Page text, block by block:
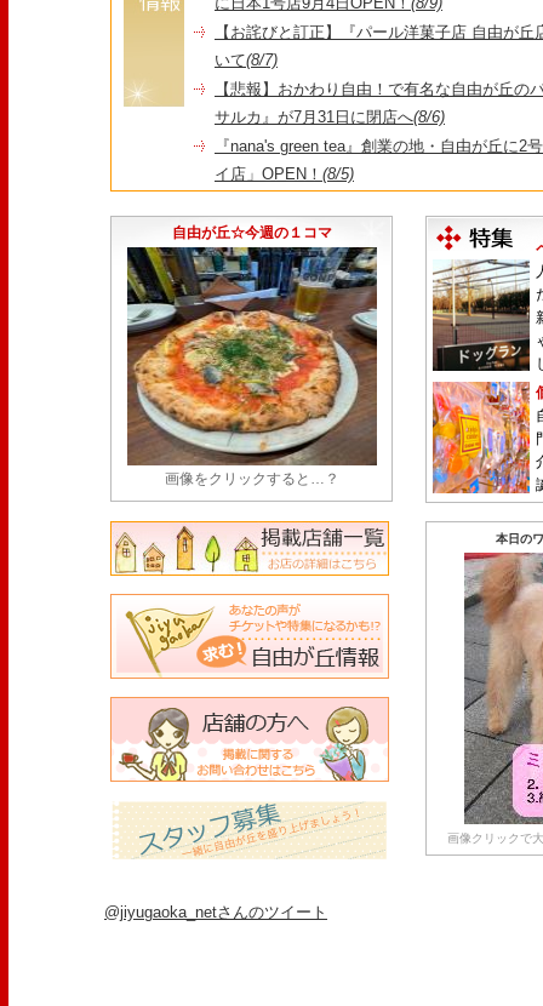
【お詫びと訂正】『パール洋菓子店 自由が
いて(8/7)
【悲報】おかわり自由！で有名な自由が丘の
サルカ』が7月31日に閉店へ(8/6)
『nana's green tea』創業の地・自由が丘に2
イ店」OPEN！ (8/5)
店・閉店情報まとめ】
自由が丘☆今週の１コマ
画像をクリックすると…？
本日の
画像クリックで
@jiyugaoka_netさんのツイート